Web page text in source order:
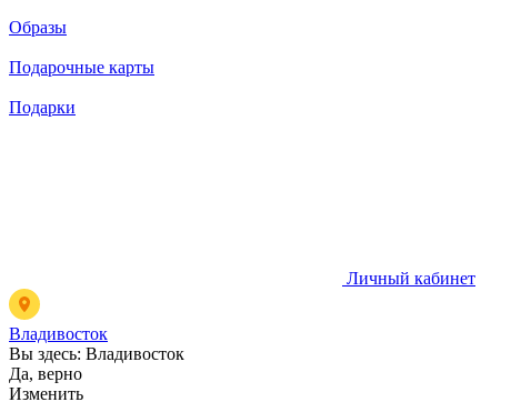
Образы
Подарочные карты
Подарки
Личный кабинет
Владивосток
Вы здесь: Владивосток
Да, верно
Изменить